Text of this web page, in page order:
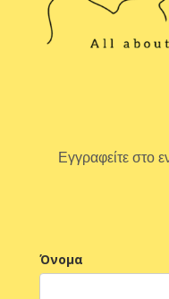
Εγγραφείτε στο
Όνομα